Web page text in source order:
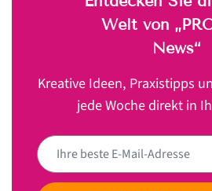
Welt von
News“
Kreative Ideen, Praxistipps
jede Woche direkt in